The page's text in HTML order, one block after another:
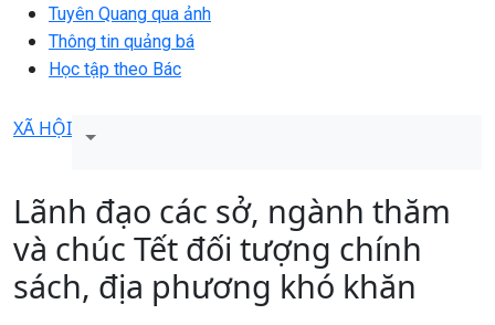
Tuyên Quang qua ảnh
Thông tin quảng bá
Học tập theo Bác
XÃ HỘI
Lãnh đạo các sở, ngành thăm
và chúc Tết đối tượng chính
sách, địa phương khó khăn